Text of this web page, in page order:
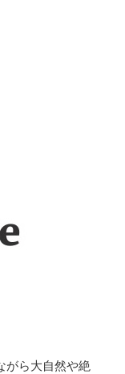
がら大自然や絶